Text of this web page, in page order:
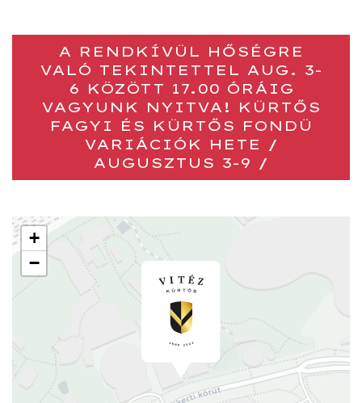
A RENDKÍVÜL HŐSÉGRE
VALÓ TEKINTETTEL AUG. 3-
6 KÖZÖTT 17.00 ÓRÁIG
VAGYUNK NYITVA! KÜRTŐS
FAGYI ÉS KÜRTŐS FONDÜ
VARIÁCIÓK HETE /
AUGUSZTUS 3-9 /
+
−